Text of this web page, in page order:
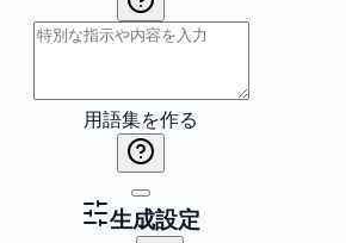
用語集を作る
生成設定